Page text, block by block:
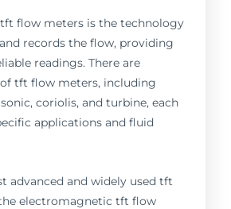
flow meters is the technology
records the flow, providing
readings. There are
tft flow meters, including
coriolis, and turbine, each
applications and fluid
advanced and widely used tft
electromagnetic tft flow